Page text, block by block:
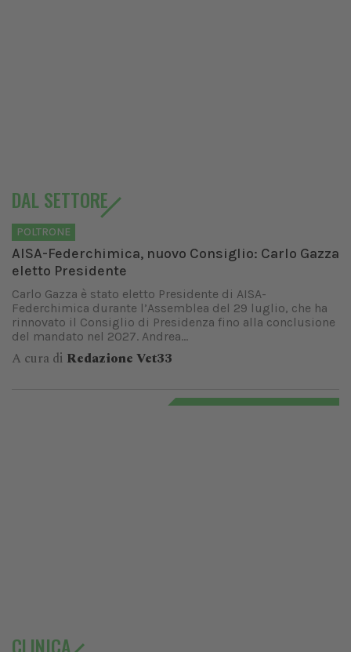
DAL SETTORE
POLTRONE
AISA-Federchimica, nuovo Consiglio: Carlo Gazza
eletto Presidente
Carlo Gazza è stato eletto Presidente di AISA-
Federchimica durante l’Assemblea del 29 luglio, che ha
rinnovato il Consiglio di Presidenza fino alla conclusione
del mandato nel 2027. Andrea...
A cura di Redazione Vet33
CLINICA